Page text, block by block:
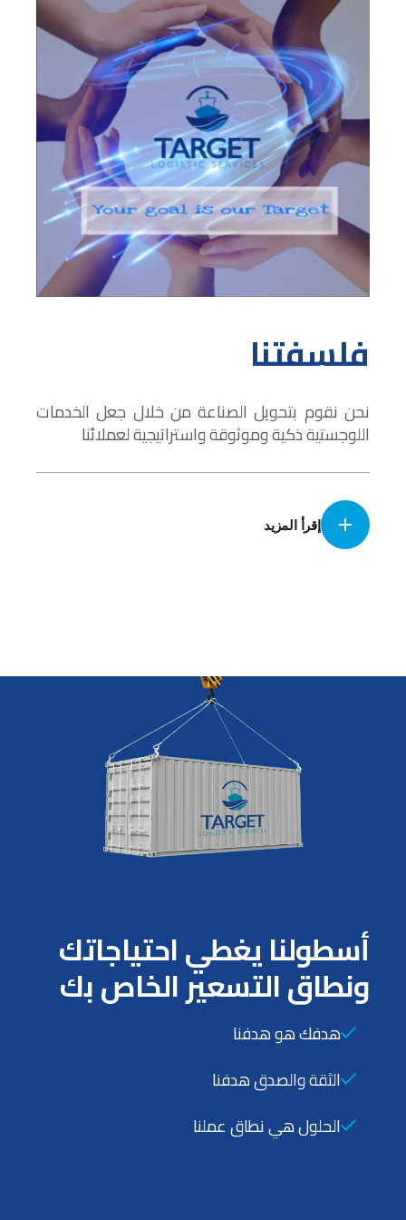
فلسفتنا
نحن نقوم بتحويل الصناعة من خلال جعل الخدمات
اللوجستية ذكية وموثوقة واستراتيجية لعملائنا
إقرأ المزيد
أسطولنا يغطي احتياجاتك
ونطاق التسعير الخاص بك
هدفك هو هدفنا
الثقة والصدق هدفنا
الحلول هي نطاق عملنا